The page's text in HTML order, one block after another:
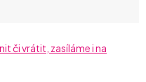
či vrátit, zasíláme i na